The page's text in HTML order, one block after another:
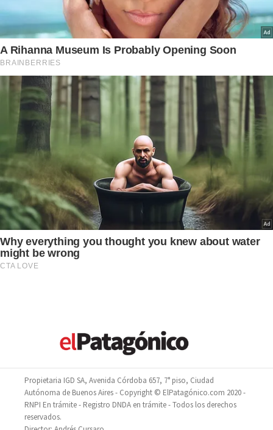
Propietaria IGD SA, Avenida Córdoba 657, 7° piso, Ciudad
Autónoma de Buenos Aires - Copyright © ElPatagónico.com 2020 -
RNPI En trámite - Registro DNDA en trámite - Todos los derechos
reservados.